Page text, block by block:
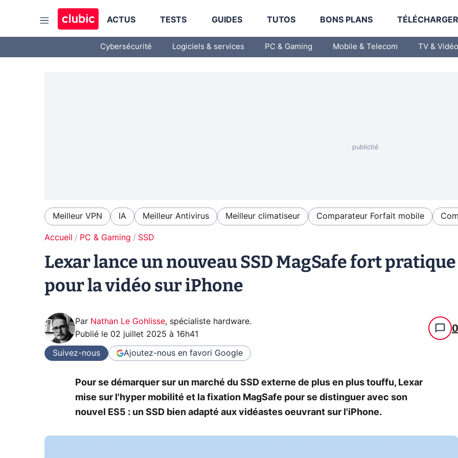
ACTUS TESTS GUIDES TUTOS BONS PLANS
Cybersécurité Logiciels & services PC & Gaming Mobile & Telecom TV & Vidéo
Meilleur VPN IA Meilleur Antivirus Meilleur climatiseur Comparateur Forfait mobile
Accueil PC & Gaming SSD
Lexar lance un nouveau SSD MagSafe fort pratique
pour la vidéo sur iPhone
Par Nathan Le Gohlisse, spécialiste hardware.
Publié le 02 juillet 2025 à 16h41 0
Suivez-nous Ajoutez-nous en favori Google
Pour se démarquer sur un marché du SSD externe de plus en plus touffu, Lexar
mise sur l'hyper mobilité et la fixation MagSafe pour se distinguer avec son
nouvel ES5 : un SSD bien adapté aux vidéastes oeuvrant sur l'iPhone.